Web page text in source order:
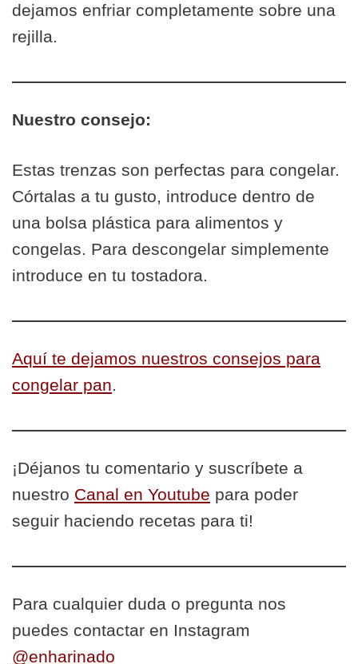
dejamos enfriar completamente sobre una
rejilla.
Nuestro consejo:
Estas trenzas son perfectas para congelar.
Córtalas a tu gusto, introduce dentro de
una bolsa plástica para alimentos y
congelas. Para descongelar simplemente
introduce en tu tostadora.
Aquí te dejamos nuestros consejos para
congelar pan.
¡Déjanos tu comentario y suscríbete a
nuestro Canal en Youtube para poder
seguir haciendo recetas para ti!
Para cualquier duda o pregunta nos
puedes contactar en Instagram
@enharinado